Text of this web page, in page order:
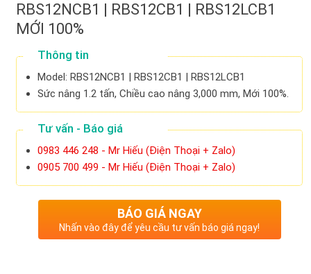
RBS12NCB1 | RBS12CB1 | RBS12LCB1
MỚI 100%
Thông tin
Model: RBS12NCB1 | RBS12CB1 | RBS12LCB1
Sức nâng 1.2 tấn, Chiều cao nâng 3,000 mm, Mới 100%.
Tư vấn - Báo giá
0983 446 248 - Mr Hiếu (Điện Thoại + Zalo)
0905 700 499 - Mr Hiếu (Điện Thoại + Zalo)
BÁO GIÁ NGAY
Nhấn vào đây để yêu cầu tư vấn báo giá ngay!